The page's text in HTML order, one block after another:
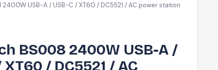
USB-A / USB-C / XT60 / DC5521 / AC power station
BS008 2400W USB-A /
XT60 / DC5521 / AC